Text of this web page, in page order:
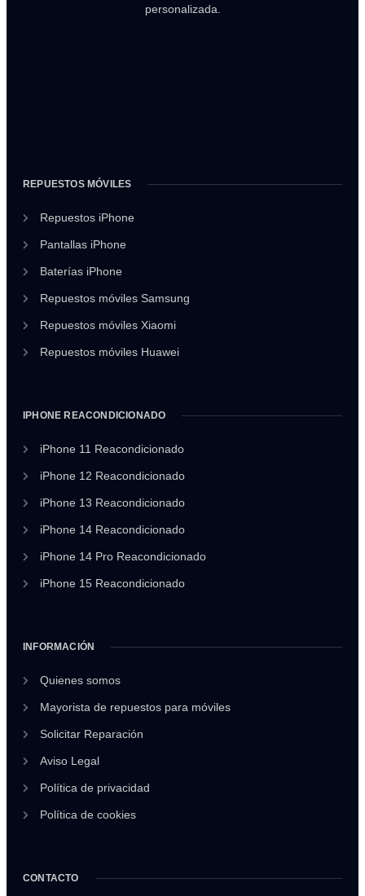
personalizada.
REPUESTOS MÓVILES
Repuestos iPhone
Pantallas iPhone
Baterías iPhone
Repuestos móviles Samsung
Repuestos móviles Xiaomi
Repuestos móviles Huawei
IPHONE REACONDICIONADO
iPhone 11 Reacondicionado
iPhone 12 Reacondicionado
iPhone 13 Reacondicionado
iPhone 14 Reacondicionado
iPhone 14 Pro Reacondicionado
iPhone 15 Reacondicionado
INFORMACIÓN
Quienes somos
Mayorista de repuestos para móviles
Solicitar Reparación
Aviso Legal
Política de privacidad
Política de cookies
CONTACTO